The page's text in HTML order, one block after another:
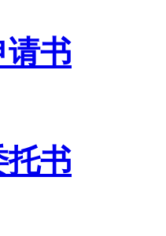
请书
托书